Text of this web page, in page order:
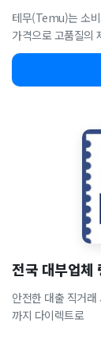
테무(Temu)는 소
가격으로 고품질의
전국 대부업체
안전한 대출 직거
까지 다이렉트로